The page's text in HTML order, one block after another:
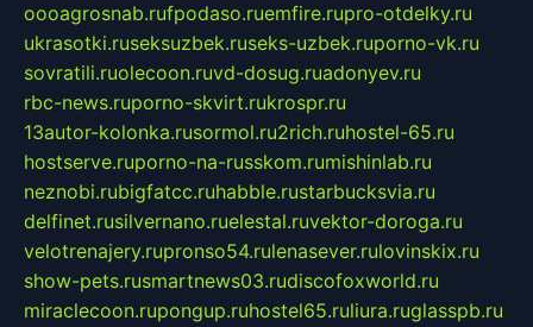
oooagrosnab.rufpodaso.ruemfire.rupro-otdelky.ru
ukrasotki.ruseksuzbek.ruseks-uzbek.ruporno-vk.ru
sovratili.ruolecoon.ruvd-dosug.ruadonyev.ru
rbc-news.ruporno-skvirt.rukrospr.ru
13autor-kolonka.rusormol.ru2rich.ruhostel-65.ru
hostserve.ruporno-na-russkom.rumishinlab.ru
neznobi.rubigfatcc.ruhabble.rustarbucksvia.ru
delfinet.rusilvernano.ruelestal.ruvektor-doroga.ru
velotrenajery.rupronso54.rulenasever.rulovinskix.ru
show-pets.rusmartnews03.rudiscofoxworld.ru
miraclecoon.rupongup.ruhostel65.ruliura.ruglasspb.ru